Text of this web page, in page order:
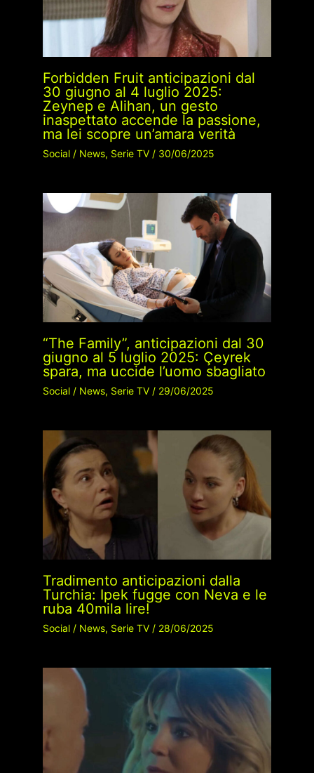
Forbidden Fruit anticipazioni dal
30 giugno al 4 luglio 2025:
Zeynep e Alihan, un gesto
inaspettato accende la passione,
ma lei scopre un’amara verità
Social/ News, Serie TV/ 30/06/2025
“The Family”, anticipazioni dal 30
giugno al 5 luglio 2025: Çeyrek
spara, ma uccide l’uomo sbagliato
Social/ News, Serie TV/ 29/06/2025
Tradimento anticipazioni dalla
Turchia: Ipek fugge con Neva e le
ruba 40mila lire!
Social/ News, Serie TV/ 28/06/2025